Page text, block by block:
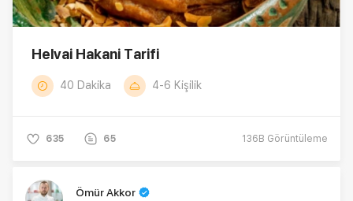
Helvai Hakani Tarifi
40 Dakika 4-6 Kişilik
635 65 136B Görüntüleme
Ömür Akkor